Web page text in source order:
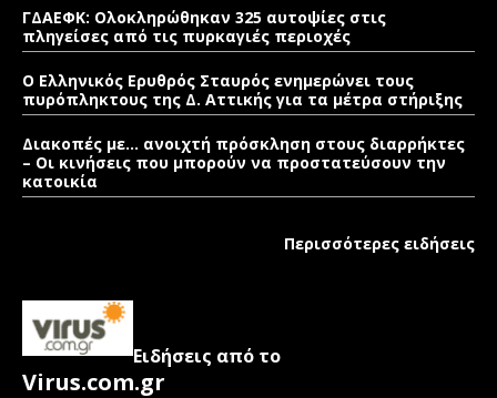
ΓΔΑΕΦΚ: Ολοκληρώθηκαν 325 αυτοψίες στις
πληγείσες από τις πυρκαγιές περιοχές
Ο Ελληνικός Ερυθρός Σταυρός ενημερώνει τους
πυρόπληκτους της Δ. Αττικής για τα μέτρα στήριξης
Διακοπές με… ανοιχτή πρόσκληση στους διαρρήκτες
– Οι κινήσεις που μπορούν να προστατεύσουν την
κατοικία
Περισσότερες ειδήσεις
Ειδήσεις από το
Virus.com.gr